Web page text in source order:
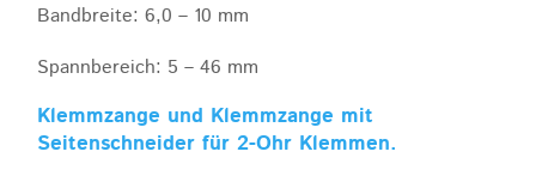
Bandbreite: 6,0 – 10 mm
Spannbereich: 5 – 46 mm
Klemmzange und Klemmzange mit
Seitenschneider für 2-Ohr Klemmen.